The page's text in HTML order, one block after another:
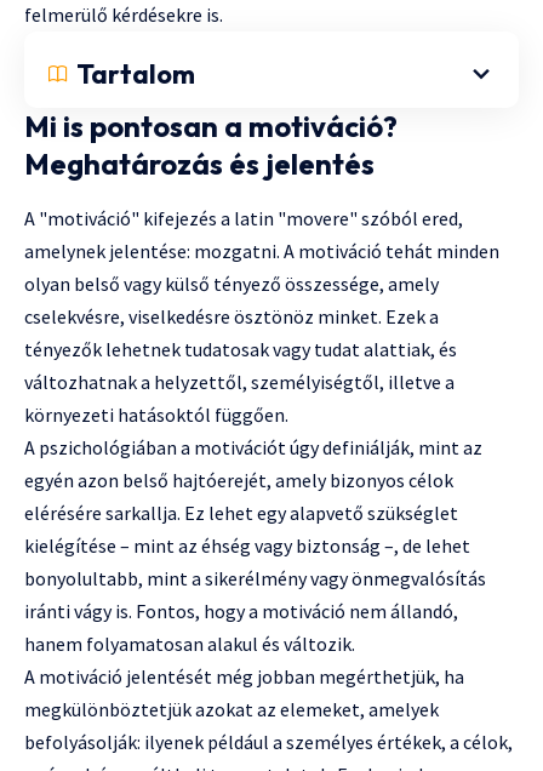
felmerülő kérdésekre is.
Tartalom
Mi is pontosan a motiváció?
Meghatározás és jelentés
A "motiváció" kifejezés a latin "movere" szóból ered,
amelynek jelentése: mozgatni. A motiváció tehát minden
olyan belső vagy külső tényező összessége, amely
cselekvésre, viselkedésre ösztönöz minket. Ezek a
tényezők lehetnek tudatosak vagy tudat alattiak, és
változhatnak a helyzettől, személyiségtől, illetve a
környezeti hatásoktól függően.
A pszichológiában a motivációt úgy definiálják, mint az
egyén azon belső hajtóerejét, amely bizonyos célok
elérésére sarkallja. Ez lehet egy alapvető szükséglet
kielégítése – mint az éhség vagy biztonság –, de lehet
bonyolultabb, mint a sikerélmény vagy önmegvalósítás
iránti vágy is. Fontos, hogy a motiváció nem állandó,
hanem folyamatosan alakul és változik.
A motiváció jelentését még jobban megérthetjük, ha
megkülönböztetjük azokat az elemeket, amelyek
befolyásolják: ilyenek például a személyes értékek, a célok,